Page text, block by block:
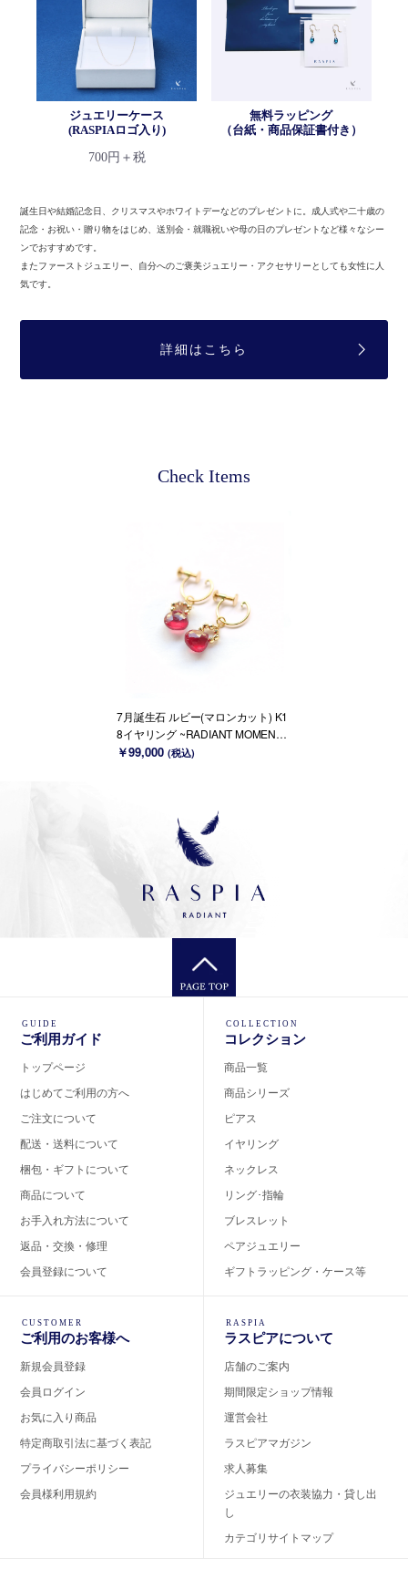
ジュエリーケース
(RASPIAロゴ入り)
700円＋税
無料ラッピング
（台紙・商品保証書付き）
誕生日や結婚記念日、クリスマスやホワイトデーなどのプレゼントに。 成人式や二十歳の
記念・お祝い・贈り物をはじめ、送別会・就職祝いや母の日のプレゼントなど様々なシー
ンでおすすめです。
またファーストジュエリー、自分へのご褒美ジュエリー・アクセサリーとしても女性に人
気です。
詳細はこちら
Check Items
7月誕生石 ルビー(マロンカット) K1
8イヤリング ~RADIANT MOMENTS
~
￥99,000(税込)
GUIDE
ご利用ガイド
トップページ
はじめてご利用の方へ
ご注文について
配送・送料について
梱包・ギフトについて
商品について
お手入れ方法について
返品・交換・修理
会員登録について
COLLECTION
コレクション
商品一覧
商品シリーズ
ピアス
イヤリング
ネックレス
リング･指輪
ブレスレット
ペアジュエリー
ギフトラッピング・ケース等
CUSTOMER
ご利用のお客様へ
新規会員登録
会員ログイン
お気に入り商品
特定商取引法に基づく表記
プライバシーポリシー
会員様利用規約
RASPIA
ラスピアについて
店舗のご案内
期間限定ショップ情報
運営会社
ラスピアマガジン
求人募集
ジュエリーの衣装協力・貸し出
し
カテゴリサイトマップ